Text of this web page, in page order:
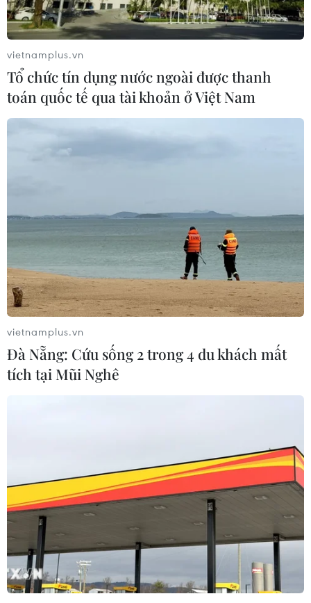
TIN CÙNG CHUYÊN MỤC
Đầu tư cho sức khỏe từ phòng bệnh
đến hạ tầng y tế
09/08/2026 03:29
vietnamplus.vn
Tổ chức tín dụng nước ngoài được thanh
toán quốc tế qua tài khoản ở Việt Nam
vietnamplus.vn
Đà Nẵng: Cứu sống 2 trong 4 du khách mất
tích tại Mũi Nghê